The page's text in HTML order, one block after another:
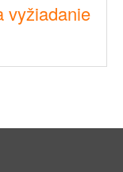
vyžiadanie